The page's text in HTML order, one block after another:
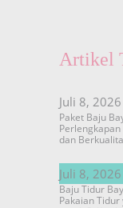
Artikel
Juli 8, 2026
Paket Baju
dan
Juli 8, 2026
Baju Tidur
Pakaian